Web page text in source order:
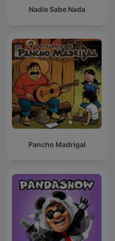
Nadie Sabe Nada
Pancho Madrigal